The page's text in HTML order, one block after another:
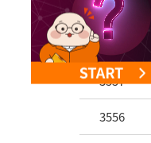
3558
3557
3556